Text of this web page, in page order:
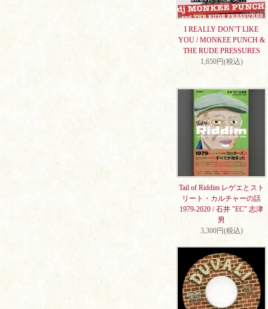
I REALLY DON’T LIKE
YOU / MONKEE PUNCH &
THE RUDE PRESSURES
1,650円(税込)
Tail of Riddim レゲエとスト
リート・カルチャーの話
1979-2020 / 石井 "EC" 志津
男
3,300円(税込)